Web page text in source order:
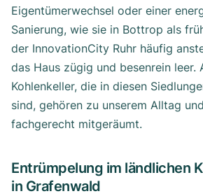
Eigentümerwechsel oder einer
Sanierung, wie sie in Bottrop als
der InnovationCity Ruhr häufig
das Haus zügig und besenrein leer.
Kohlenkeller, die in diesen
sind, gehören zu unserem Alltag
fachgerecht mitgeräumt.
Entrümpelung im ländlichen
in Grafenwald